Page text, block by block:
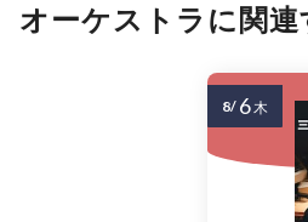
オーケストラに関連
8/ 6木